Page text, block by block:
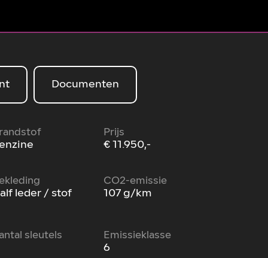
Documenten
Prijs
€ 11.950,-
leder / stof
CO2-emissie
107 g/km
sleutels Emissieklasse
6